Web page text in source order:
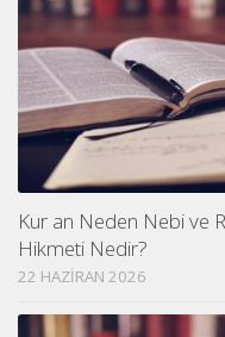
Kur an Neden Nebi ve
Hikmeti Nedir?
22 HAZIRAN 2026